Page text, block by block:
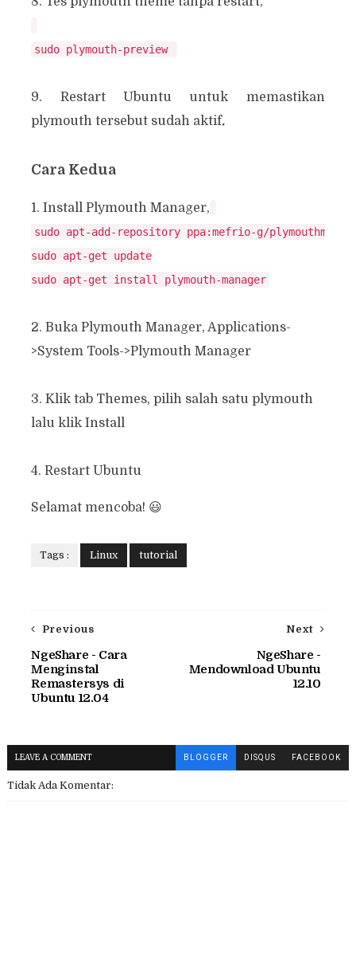
9. Restart Ubuntu untuk memastikan
plymouth tersebut sudah aktif.
Cara Kedua
1. Install Plymouth Manager,
sudo apt-add-repository ppa:mefrio-g/
sudo apt-get update
2. Buka Plymouth Manager, Applications-
>System Tools->Plymouth Manager
3. Klik tab Themes, pilih salah satu plymouth
lalu klik Install
4. Restart Ubuntu
Selamat mencoba! 😃
Tags : Linux tutorial
Next
NgeShare -
Mendownload Ubuntu
12.10
Previous
NgeShare - Cara
Menginstal
Remastersys di
Ubuntu 12.04
LEAVE A COMMENT BLOGGER DISQUS FACEBOOK
Tidak Ada Komentar: